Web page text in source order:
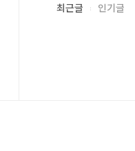
최근글 인기글